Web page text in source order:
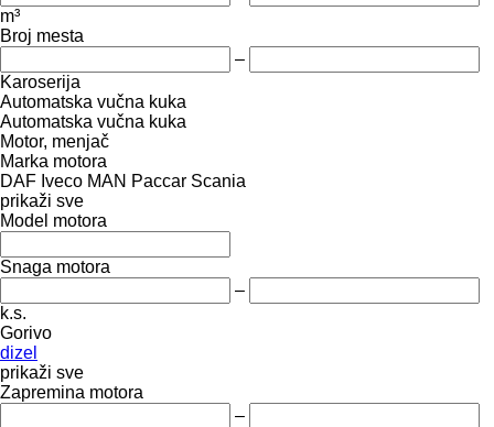
m³
Broj mesta
–
Karoserija
Automatska vučna kuka
Automatska vučna kuka
Motor, menjač
Marka motora
DAF Iveco MAN Paccar Scania
prikaži sve
Model motora
Snaga motora
–
k.s.
Gorivo
dizel
prikaži sve
Zapremina motora
–